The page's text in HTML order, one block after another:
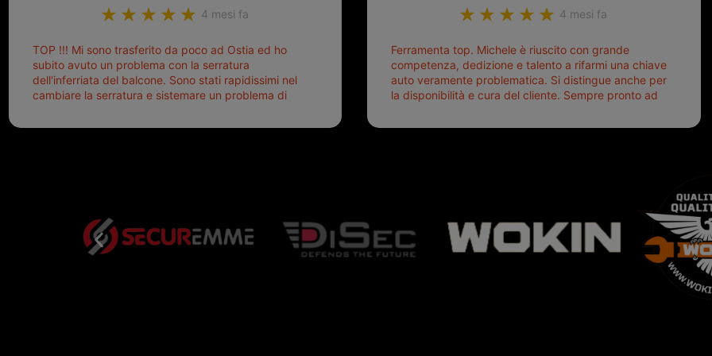
4 mesi fa
TOP !!! Mi sono trasferito da poco ad Ostia ed ho
subito avuto un problema con la serratura
dell'inferriata del balcone. Sono stati rapidissimi nel
cambiare la serratura e sistemare un problema di
che onesto evitando spese ben più esose.
4 mesi fa
Ferramenta top. Michele è riuscito con grande
competenza, dedizione e talento a rifarmi una chiave
auto veramente problematica. Si distingue anche per
la disponibilità e cura del cliente. Sempre pronto ad